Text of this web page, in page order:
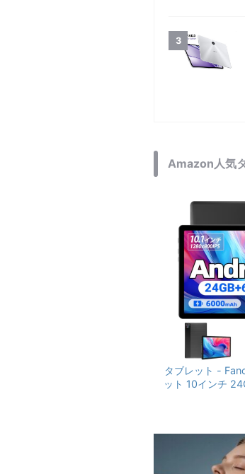
Amazon人気
タブレット -
ット 10インチ
RGBライト 児童